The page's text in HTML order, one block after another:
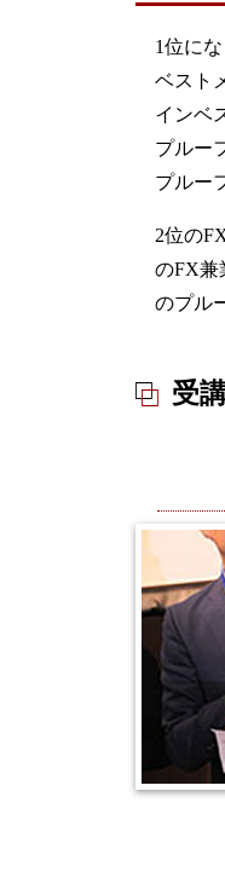
1位に
ベスト
インベ
プルー
プルー
2位の
のFX兼
のプル
受